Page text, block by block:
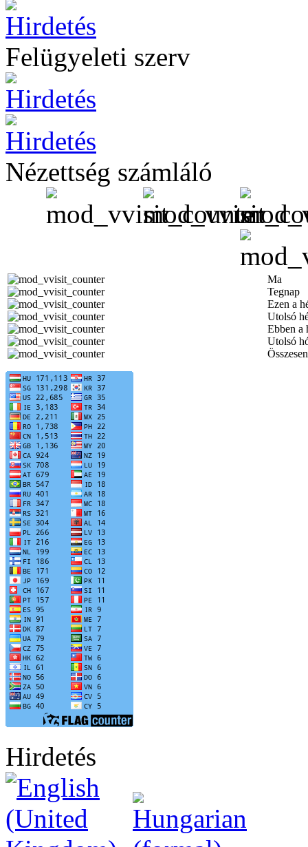
Felügyeleti szerv
Nézettség számláló
Ma
Tegnap
Ezen a
Utolsó
Ebben a
Utolsó
Összesen
Hirdetés